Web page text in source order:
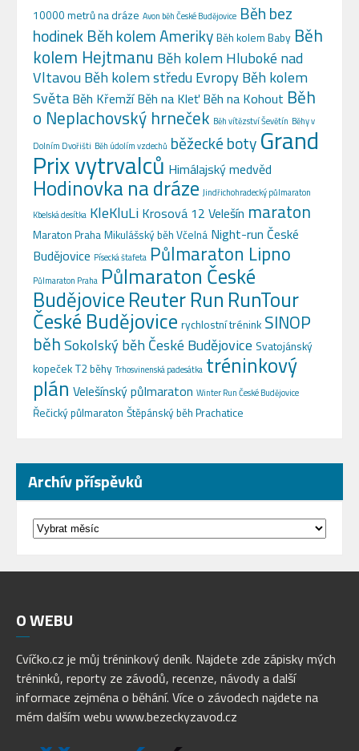
10000 metrů na dráze Avon běh České Budějovice Běh bez
hodinek Běh kolem Ameriky Běh kolem Baby Běh
kolem Hejtmanu Běh kolem Hluboké nad
VltavouBěh kolem středu EvropyBěh kolem
Světa Běh Křemží Běh na Kleť Běh na Kohout Běh
o Neplachovský hrneček Běh vítězství Ševětín Běhy v
Dolním Dvořišti Běh údolím vzdechů běžecké boty Grand
Prix vytrvalců Himálajský medvěd
Hodinovka na dráze Jindřichohradecký půlmaraton
Kbelská desítka KleKluLi Krosová 12 Velešín maraton
Maraton Praha Mikulášský běh Včelná Night-run České
Budějovice Písecká štafeta Půlmaraton Lipno
Půlmaraton Praha Půlmaraton České
BudějoviceReuter Run RunTour
České Budějovice rychlostní trénink SINOP
běhSokolský běh České Budějovice Svatojánský
kopeček T2 běhy Trhosvinenská padesátka tréninkový
plán Velešínský půlmaraton Winter Run České Budějovice
Řečický půlmaraton Štěpánský běh Prachatice
Archív příspěvků
Archív
OWEBU
Cvíčko.cz je můj tréninkový deník. Najdete zde zápisky mých
tréninků, reporty ze závodů, recenze, návody a další
informace zejména o běhání. Více o závodech najdete na
mém dalším webu www.bezeckyzavod.cz